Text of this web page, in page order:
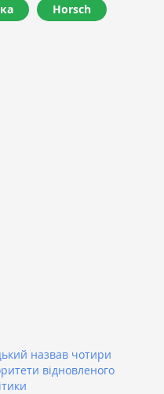
Horsch
назвав чотири
відновленого